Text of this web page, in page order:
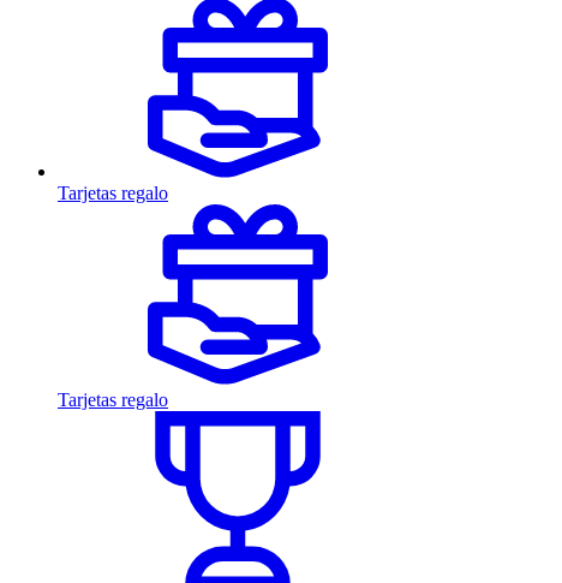
Tarjetas regalo
Tarjetas regalo